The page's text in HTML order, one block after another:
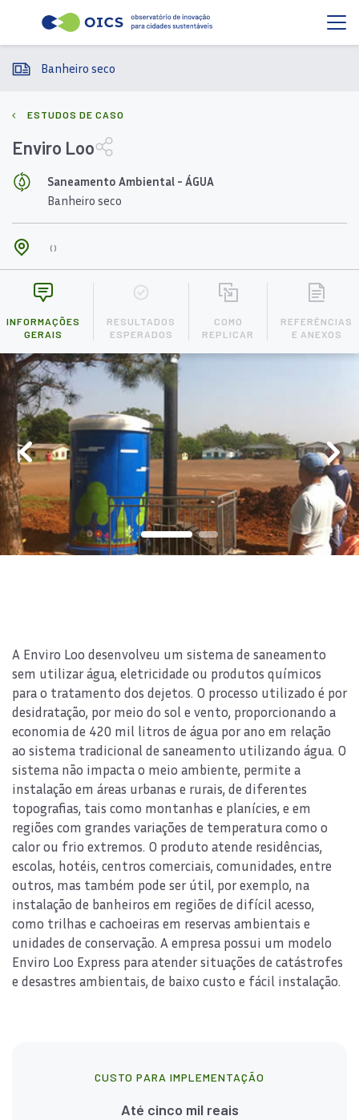
Banheiro seco
ESTUDOS DE CASO
Enviro Loo
Saneamento Ambiental - ÁGUA
Banheiro seco
()
INFORMAÇÕES
GERAIS
RESULTADOS
ESPERADOS
COMO
REPLICAR
REFERÊNCIAS
E ANEXOS
A Enviro Loo desenvolveu um sistema de saneamento
sem utilizar água, eletricidade ou produtos químicos
para o tratamento dos dejetos. O processo utilizado é por
desidratação, por meio do sol e vento, proporcionando a
economia de 420 mil litros de água por ano em relação
ao sistema tradicional de saneamento utilizando água. O
sistema não impacta o meio ambiente, permite a
instalação em áreas urbanas e rurais, de diferentes
topografias, tais como montanhas e planícies, e em
regiões com grandes variações de temperatura como o
calor ou frio extremos. O produto atende residências,
escolas, hotéis, centros comerciais, comunidades, entre
outros, mas também pode ser útil, por exemplo, na
instalação de banheiros em regiões de difícil acesso,
como trilhas e cachoeiras em reservas ambientais e
unidades de conservação. A empresa possui um modelo
Enviro Loo Express para atender situações de catástrofes
e desastres ambientais, de baixo custo e fácil instalação.
CUSTO PARA IMPLEMENTAÇÃO
Até cinco mil reais